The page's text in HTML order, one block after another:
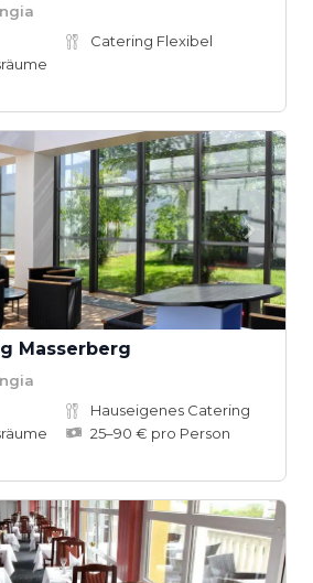
Catering Flexibel
Masserberg
Hauseigenes Catering
25–90 € pro Person